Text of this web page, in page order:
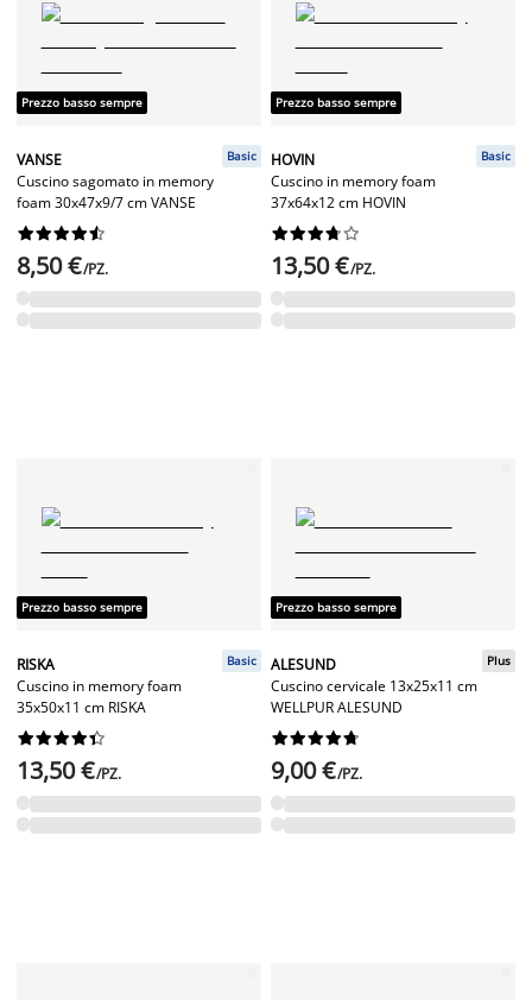
Prezzo basso sempre
VANSE
Cuscino sagomato in memory
foam 30x47x9/7 cm VANSE
Basic






8,50 €/PZ.
Prezzo basso sempre
HOVIN
Cuscino in memory foam
37x64x12 cm HOVIN
Basic






13,50 €/PZ.
Prezzo basso sempre
RISKA
Cuscino in memory foam
35x50x11 cm RISKA
Basic






13,50 €/PZ.
Prezzo basso sempre
ALESUND
Cuscino cervicale 13x25x11 cm
WELLPUR ALESUND
Plus






9,00 €/PZ.